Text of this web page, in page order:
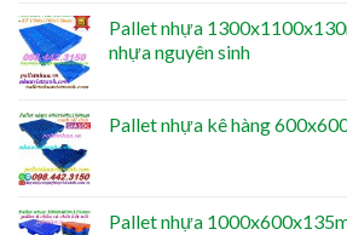
Pallet nhựa
nhựa nguyên sinh
Pallet nhựa kê hàng
Pallet nhựa